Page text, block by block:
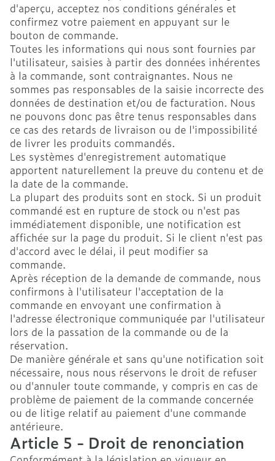
d'aperçu, acceptez nos conditions générales et
confirmez votre paiement en appuyant sur le
bouton de commande.
Toutes les informations qui nous sont fournies par
l'utilisateur, saisies à partir des données inhérentes
à la commande, sont contraignantes. Nous ne
sommes pas responsables de la saisie incorrecte des
données de destination et/ou de facturation. Nous
ne pouvons donc pas être tenus responsables dans
ce cas des retards de livraison ou de l'impossibilité
de livrer les produits commandés.
Les systèmes d'enregistrement automatique
apportent naturellement la preuve du contenu et de
la date de la commande.
La plupart des produits sont en stock. Si un produit
commandé est en rupture de stock ou n'est pas
immédiatement disponible, une notification est
affichée sur la page du produit. Si le client n'est pas
d'accord avec le délai, il peut modifier sa
commande.
Après réception de la demande de commande, nous
confirmons à l'utilisateur l'acceptation de la
commande en envoyant une confirmation à
l'adresse électronique communiquée par l'utilisateur
lors de la passation de la commande ou de la
réservation.
De manière générale et sans qu'une notification soit
nécessaire, nous nous réservons le droit de refuser
ou d'annuler toute commande, y compris en cas de
problème de paiement de la commande concernée
ou de litige relatif au paiement d'une commande
antérieure.
Article 5 - Droit de renonciation